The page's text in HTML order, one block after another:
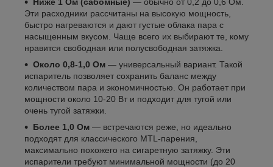
Эти расходники рассчитаны на высокую мощность,
быстро нагреваются и дают густые облака пара с
насыщенным вкусом. Чаще всего их выбирают те, кому
нравится свободная или полусвободная затяжка.
Около 0,8-1,0 Ом — универсальный вариант. Такой
испаритель позволяет сохранить баланс между
количеством пара и экономичностью. Он работает при
мощности около 10-20 Вт и подходит для тугой или
очень тугой затяжки.
Более 1,0 Ом — встречаются реже, но идеально
подходят для классического MTL-парения,
максимально похожего на сигаретную затяжку. Эти
испарители требуют минимальной мощности (до 20